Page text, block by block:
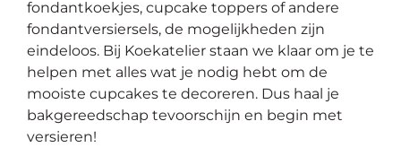
fondantkoekjes, cupcake toppers of andere
fondantversiersels, de mogelijkheden zijn
eindeloos. Bij Koekatelier staan we klaar om je te
helpen met alles wat je nodig hebt om de
mooiste cupcakes te decoreren. Dus haal je
bakgereedschap tevoorschijn en begin met
versieren!